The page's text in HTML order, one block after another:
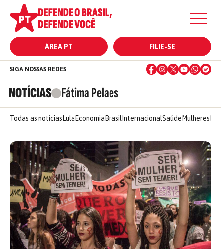
ÁREA PT FILIE-SE
NOTÍCIAS Fátima Pelaes
SIGA NOSSAS REDES
Todas as notícias Lula Economia Brasil InternacionalSaúde Mulheres